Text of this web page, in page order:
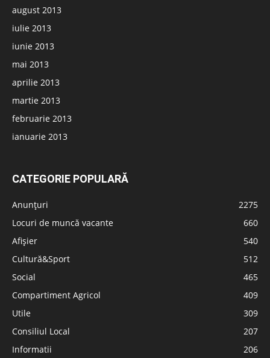
august 2013
iulie 2013
iunie 2013
mai 2013
aprilie 2013
martie 2013
februarie 2013
ianuarie 2013
CATEGORIE POPULARĂ
Anunțuri
2275
Locuri de muncă vacante
660
Afișier
540
Cultură&Sport
512
Social
465
Compartiment Agricol
409
Utile
309
Consiliul Local
207
Informatii
206